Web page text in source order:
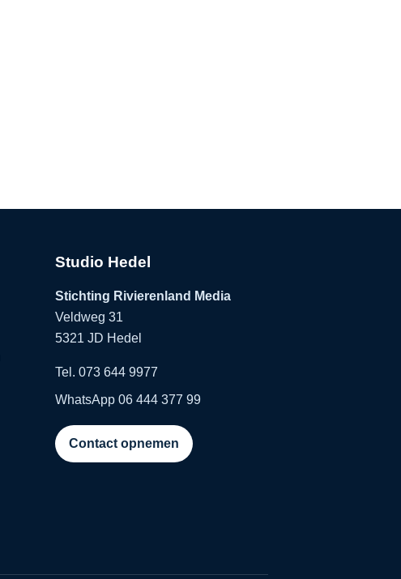
Studio Hedel
Stichting Rivierenland Media
Veldweg 31
5321 JD Hedel
Tel. 073 644 9977
WhatsApp 06 444 377 99
Contact opnemen